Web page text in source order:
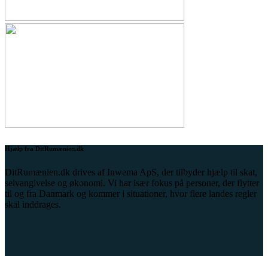
Hjælp fra DitRumænien.dk
DitRumænien.dk drives af Inwema ApS, der tilbyder hjælp til skat,
selvangivelse og økonomi. Vi har især fokus på personer, der flytter
til og fra Danmark og kommer i situationer, hvor flere landes regler
skal inddrages.